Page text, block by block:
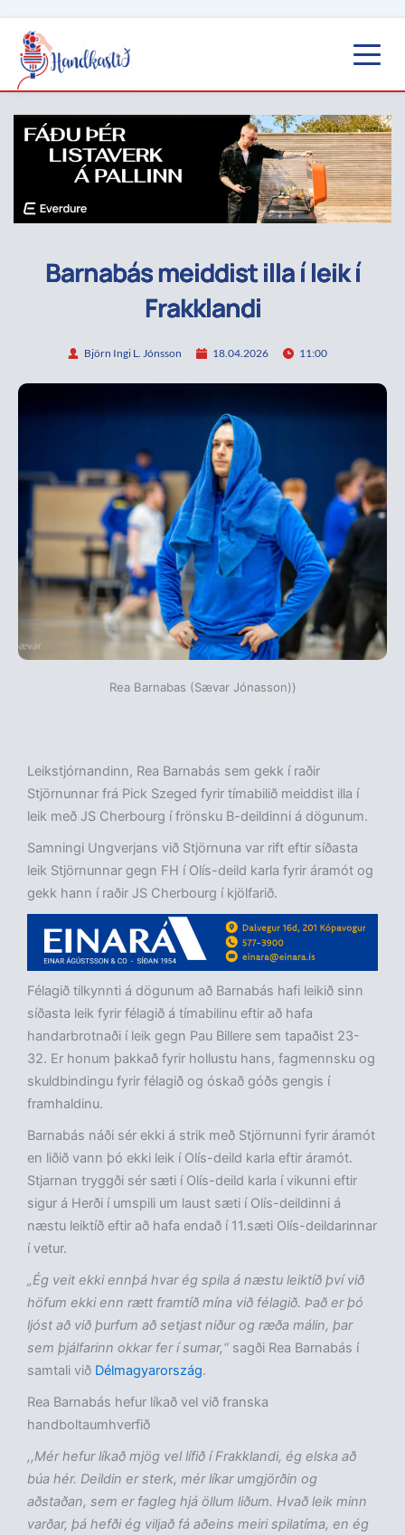
Barnabás meiddist illa í leik í
Frakklandi
Björn Ingi L. Jónsson 18.04.2026 11:00
Rea Barnabas (Sævar Jónasson))
Leikstjórnandinn, Rea Barnabás sem gekk í raðir
Stjörnunnar frá Pick Szeged fyrir tímabilið meiddist illa í
leik með JS Cherbourg í frönsku B-deildinni á dögunum.
Samningi Ungverjans við Stjörnuna var rift eftir síðasta
leik Stjörnunnar gegn FH í Olís-deild karla fyrir áramót og
gekk hann í raðir JS Cherbourg í kjölfarið.
Félagið tilkynnti á dögunum að Barnabás hafi leikið sinn
síðasta leik fyrir félagið á tímabilinu eftir að hafa
handarbrotnaði í leik gegn Pau Billere sem tapaðist 23-
32. Er honum þakkað fyrir hollustu hans, fagmennsku og
skuldbindingu fyrir félagið og óskað góðs gengis í
framhaldinu.
Barnabás náði sér ekki á strik með Stjörnunni fyrir áramót
en liðið vann þó ekki leik í Olís-deild karla eftir áramót.
Stjarnan tryggði sér sæti í Olís-deild karla í vikunni eftir
sigur á Herði í umspili um laust sæti í Olís-deildinni á
næstu leiktíð eftir að hafa endað í 11.sæti Olís-deildarinnar
í vetur.
„Ég veit ekki ennþá hvar ég spila á næstu leiktíð því við
höfum ekki enn rætt framtíð mína við félagið. Það er þó
ljóst að við þurfum að setjast niður og ræða málin, þar
sem þjálfarinn okkar fer í sumar,“ sagði Rea Barnabás í
samtali við Délmagyarország.
Rea Barnabás hefur líkað vel við franska
handboltaumhverfið
,,Mér hefur líkað mjög vel lífið í Frakklandi, ég elska að
búa hér. Deildin er sterk, mér líkar umgjörðin og
aðstaðan, sem er fagleg hjá öllum liðum. Hvað leik minn
varðar, þá hefði ég viljað fá aðeins meiri spilatíma, en ég